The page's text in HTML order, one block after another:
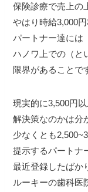
保険診療で売上の
やはり時給3,000
パートナー達には
ハノワ上での（と
限界があることで
現実的に3,500円
解決策なのかは分
少なくとも
提示するパートナ
最近登録したばか
ルーキーの歯科医